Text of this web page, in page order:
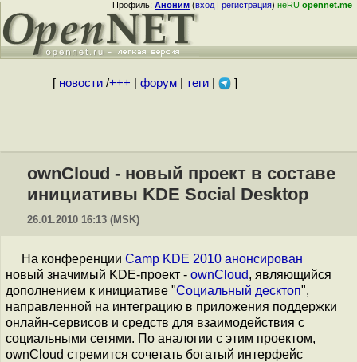
Профиль:Аноним(вход|регистрация)неRUopennet.me
[ новости/+++ форум| теги| ]
ownCloud - новый проект в составе
инициативы KDE Social Desktop
26.01.2010 16:13 (MSK)
На конференции Camp KDE 2010 анонсирован
новый значимый KDE-проект - ownCloud, являющийся
дополнением к инициативе "Социальный десктоп",
направленной на интеграцию в приложения поддержки
онлайн-сервисов и средств для взаимодействия с
социальными сетями. По аналогии с этим проектом,
ownCloud стремится сочетать богатый интерфейс